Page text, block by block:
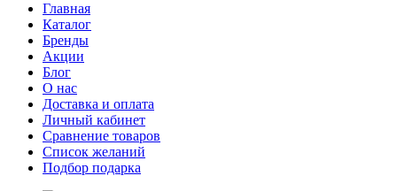
Главная
Каталог
Бренды
Акции
Блог
О нас
Доставка и оплата
Личный кабинет
Сравнение товаров
Список желаний
Подбор подарка